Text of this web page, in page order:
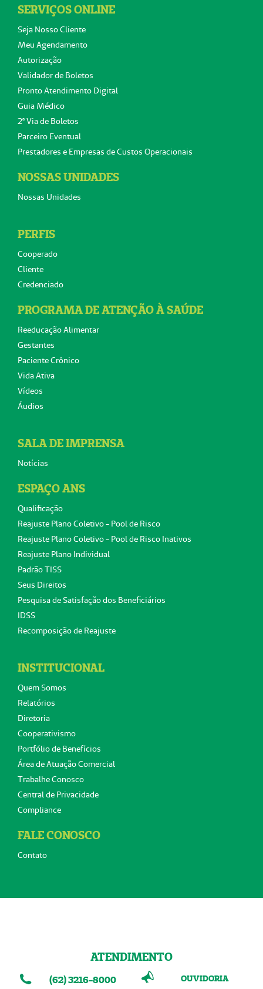
SERVIÇOS ONLINE
Seja Nosso Cliente
Meu Agendamento
Autorização
Validador de Boletos
Pronto Atendimento Digital
Guia Médico
2ª Via de Boletos
Parceiro Eventual
Prestadores e Empresas de Custos Operacionais
NOSSAS UNIDADES
Nossas Unidades
PERFIS
Cooperado
Cliente
Credenciado
PROGRAMA DE ATENÇÃO À SAÚDE
Reeducação Alimentar
Gestantes
Paciente Crônico
Vida Ativa
Vídeos
Áudios
SALA DE IMPRENSA
Notícias
ESPAÇO ANS
Qualificação
Reajuste Plano Coletivo - Pool de Risco
Reajuste Plano Coletivo - Pool de Risco Inativos
Reajuste Plano Individual
Padrão TISS
Seus Direitos
Pesquisa de Satisfação dos Beneficiários
IDSS
Recomposição de Reajuste
INSTITUCIONAL
Quem Somos
Relatórios
Diretoria
Cooperativismo
Portfólio de Benefícios
Área de Atuação Comercial
Trabalhe Conosco
Central de Privacidade
Compliance
FALE CONOSCO
Contato
ATENDIMENTO
(62) 3216-8000
OUVIDORIA